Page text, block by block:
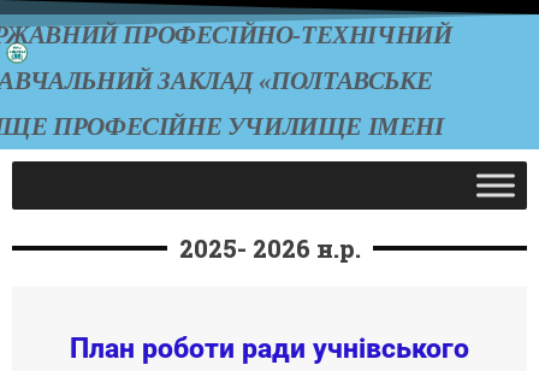
ПРОФЕСІЙНО-ТЕХНІЧНИЙ
ЗАКЛАД «ПОЛТАВСЬКЕ
ПРОФЕСІЙНЕ УЧИЛИЩЕ ІМЕНІ
2025- 2026 н.р.
План роботи ради учнівського